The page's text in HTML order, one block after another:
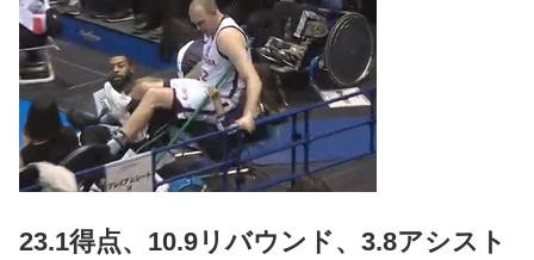
23.1得点、10.9リバウンド、3.8アシスト